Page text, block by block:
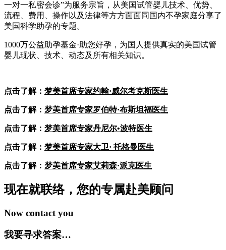
一对一私密会诊”为服务宗旨，从美国试管婴儿技术、优势、
流程、费用、操作以及法律等方方面面同国内不孕家庭分享了
美国科学助孕的专题。
1000万公益助孕基金·助您好孕，为国人提供真实的美国试管
婴儿现状、技术、动态及所有相关知识。
点击了解： 梦美首席专家约翰·威尔考克斯医生
点击了解： 梦美首席专家罗伯特·布斯坦福医生
点击了解： 梦美首席专家丹尼尔•波特医生
点击了解： 梦美首席专家大卫· 托格曼医生
点击了解： 梦美首席专家艾莉森·派克医生
现在就联络，您的专属赴美顾问
Now contact you
我要寻求答案…